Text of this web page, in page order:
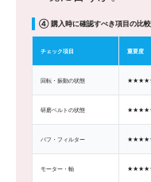
④ 購入時に確認すべき項目の比
チェック項目 重要度
回転・振動の状態
研磨ベルトの状態
バフ・フィルター
モーター・軸